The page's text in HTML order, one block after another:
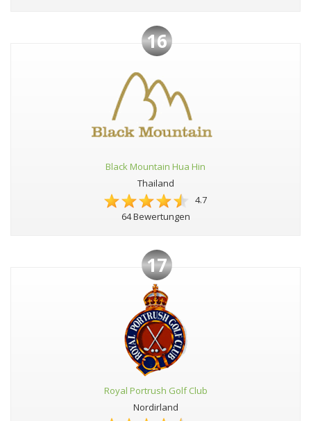
16
Black Mountain Hua Hin
Thailand
4.7
64 Bewertungen
17
Royal Portrush Golf Club
Nordirland